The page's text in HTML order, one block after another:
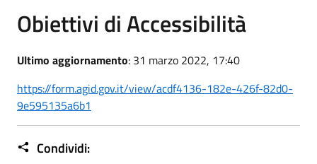
Obiettivi di Accessibilità
Ultimo aggiornamento: 31 marzo 2022, 17:40
https://form.agid.gov.it/view/acdf4136-182e-426f-82d0-
9e595135a6b1
Condividi: